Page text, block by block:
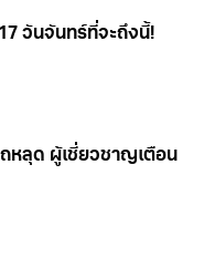
วันจันทร์ที่จะถึงนี้!
หลุด ผู้เชี่ยวชาญเตือน